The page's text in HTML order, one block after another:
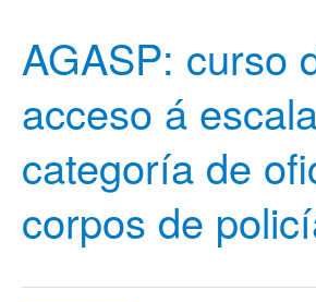
AGASP: curso
acceso á
categoría de
corpos de